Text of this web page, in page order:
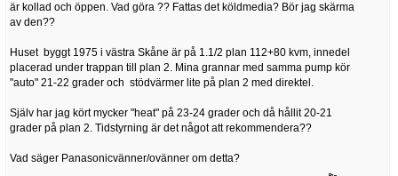
är kollad och öppen. Vad göra ?? Fattas det köldmedia? Bör jag skärma
av den??
Huset byggt 1975 i västra Skåne är på 1.1/2 plan 112+80 kvm, innedel
placerad under trappan till plan 2. Mina grannar med samma pump kör
"auto" 21-22 grader och stödvärmer lite på plan 2 med direktel.
Själv har jag kört mycker "heat" på 23-24 grader och då hållit 20-21
grader på plan 2. Tidstyrning är det något att rekommendera??
Vad säger Panasonicvänner/ovänner om detta?